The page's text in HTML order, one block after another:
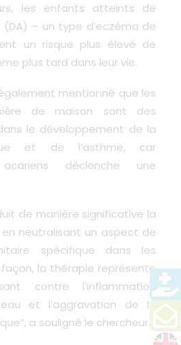
les enfants atteints de
(DA) – un type d’eczéma de
un risque plus élevé de
plus tard dans leur vie.
mentionné que les
de maison sont des
le développement de la
et de l’asthme, car
déclenche une
de manière significative la
neutralisant un aspect de
spécifique dans les
la thérapie représente
contre l’inflammation
et l’aggravation de la
“, a souligné le chercheur.